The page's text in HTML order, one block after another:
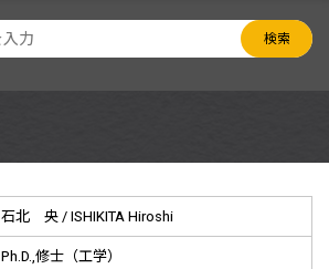
検索
石北 央 / ISHIKITA Hiroshi
Ph.D.,修士（工学）